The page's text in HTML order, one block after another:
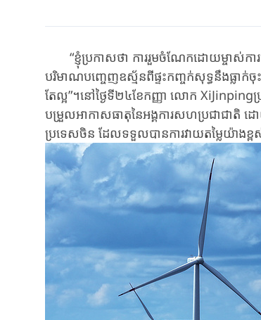
“ខ្ញុំ​ប្រកាសថា ការ​រួម​ចំណែក​ដោយ​ម្ចាស់​កា
បរិមាណ​បញ្ចេញឧស្ម័នពីផ្ទះកញ្ចក់សុទ្ធ​នឹង​ធ្លា
តែ​ល្អ”​។នៅ​ថ្ងៃ​ទី​២៤​ខែ​កញ្ញា លោក XiJinpingប្រ
បម្រួល​អាកាស​ធាតុ​នៃ​អង្គការ​សហ​ប្រជាជាតិ
ប្រទេស​ចិន ដែល​ទទួល​បាន​ការ​វាយ​តម្លៃ​យ៉ាង​ខ្